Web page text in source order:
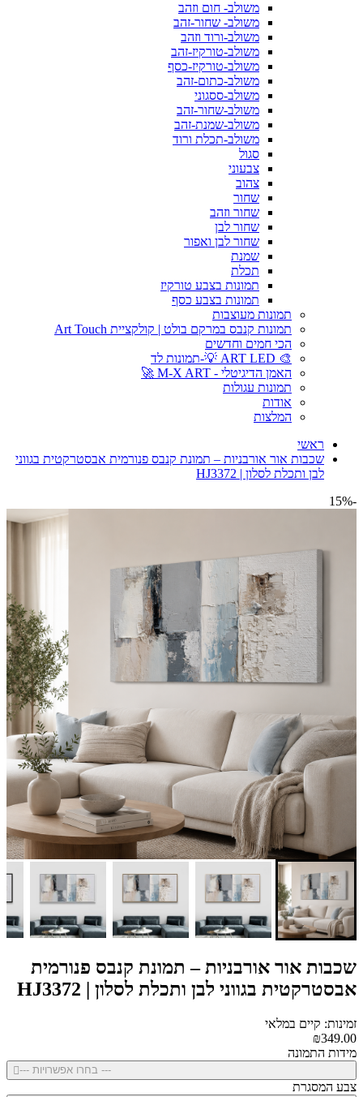
משולב- חום וזהב
משולב- שחור-זהב
משולב-ורוד וזהב
משולב-טורקיז-זהב
משולב-טורקיז-כסף
משולב-כתום-זהב
משולב-ססגוני
משולב-שחור-זהב
משולב-שמנת-זהב
משולב-תכלת ורוד
סגול
צבעוני
צהוב
שחור
שחור וזהב
שחור לבן
שחור לבן ואפור
שמנת
תכלת
תמונות בצבע טורקיז
תמונות בצבע כסף
תמונות מעוצבות
תמונות קנבס במרקם בולט | קולקציית Art Touch
הכי חמים וחדשים
🎨 ART LED 💡-תמונות לד
האמן הדיגיטלי - M-X ART 🚀
תמונות עגולות
אודות
המלצות
ראשי
שכבות אור אורבניות – תמונת קנבס פנורמית אבסטרקטית בגווני
לבן ותכלת לסלון | HJ3372
-15%
שכבות אור אורבניות – תמונת קנבס פנורמית
אבסטרקטית בגווני לבן ותכלת לסלון | HJ3372
זמינות: קיים במלאי
₪349.00
מידות התמונה
--- בחרו אפשרויות ---
צבע המסגרת